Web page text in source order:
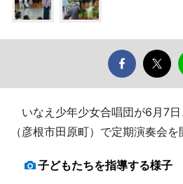
いなえ少年少女合唱団が6月7
（彦根市田原町）で定期演奏会を
子どもたちを指導する様子